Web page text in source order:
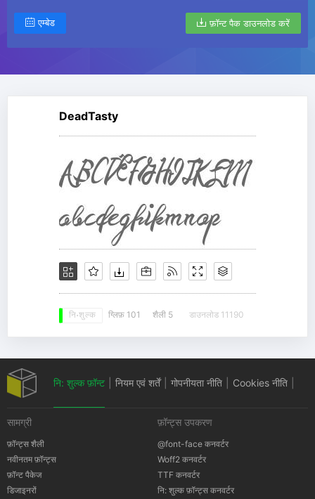
एम्बेड फ़ॉन्ट पैक डाउनलोड करें
DeadTasty
नि: शुल्क ग्लिफ़ 101 शैली 5 डाउनलोड 11190
नि: शुल्क फ़ॉन्ट नियम एवं शर्तें गोपनीयता नीति Cookies नीति
सामग्री
फ़ॉन्ट्स शैली
नवीनतम फ़ॉन्ट्स
फ़ॉन्ट पैकेज
डिजाइनरों
फ़ॉन्ट्स उपकरण
@font-face कनवर्टर
Woff2 कनवर्टर
TTF कनवर्टर
नि: शुल्क फ़ॉन्ट्स कनवर्टर